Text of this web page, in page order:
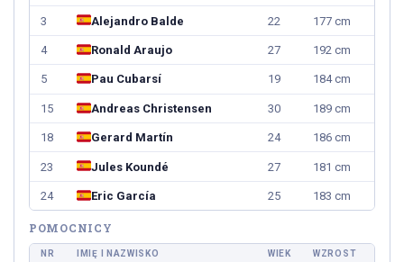
3 Alejandro Balde 22 177 cm
4 Ronald Araujo 27 192 cm
5 Pau Cubarsí 19 184 cm
15 Andreas Christensen 30 189 cm
18 Gerard Martín 24 186 cm
23 Jules Koundé 27 181 cm
24 Eric García 25 183 cm
POMOCNICY
NR IMIĘ I NAZWISKO WIEK WZROST